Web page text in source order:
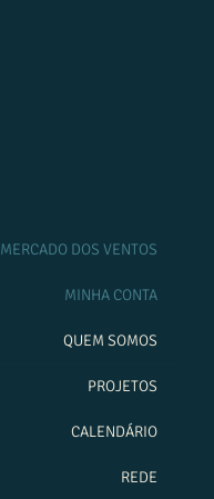
MERCADO DOS VENTOS
MINHA CONTA
QUEM SOMOS
PROJETOS
CALENDÁRIO
REDE